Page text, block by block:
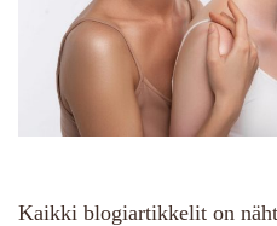
Kaikki blogiartikkelit on